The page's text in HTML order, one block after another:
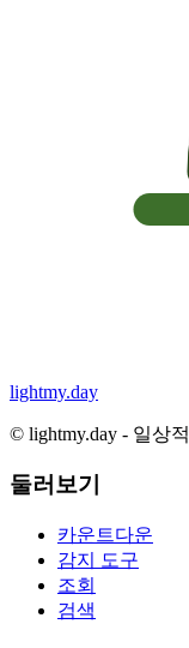
lightmy.day
© lightmy.day - 일상
둘러보기
카운트다운
감지 도구
조회
검색